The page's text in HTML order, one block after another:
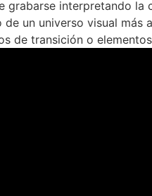
grabarse interpretando la
un universo visual más
de transición o